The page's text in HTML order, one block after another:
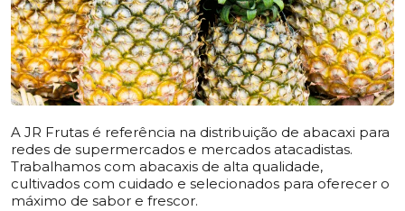
A JR Frutas é referência na distribuição de abacaxi para
redes de supermercados e mercados atacadistas.
Trabalhamos com abacaxis de alta qualidade,
cultivados com cuidado e selecionados para oferecer o
máximo de sabor e frescor.